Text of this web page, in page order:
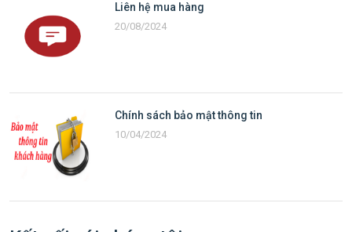
Liên hệ mua hàng
20/08/2024
Chính sách bảo mật thông tin
10/04/2024